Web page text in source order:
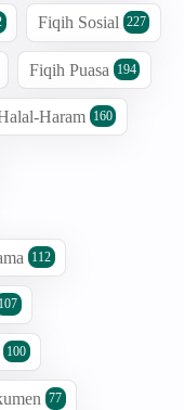
Fiqih Sosial 227
Fiqih Puasa 194
Haram 160
112
107
100
77